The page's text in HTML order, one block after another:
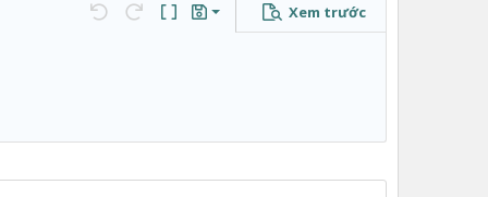
Undo Redo Toggle BB code
Bản thảo
Lưu nháp
Xem trước